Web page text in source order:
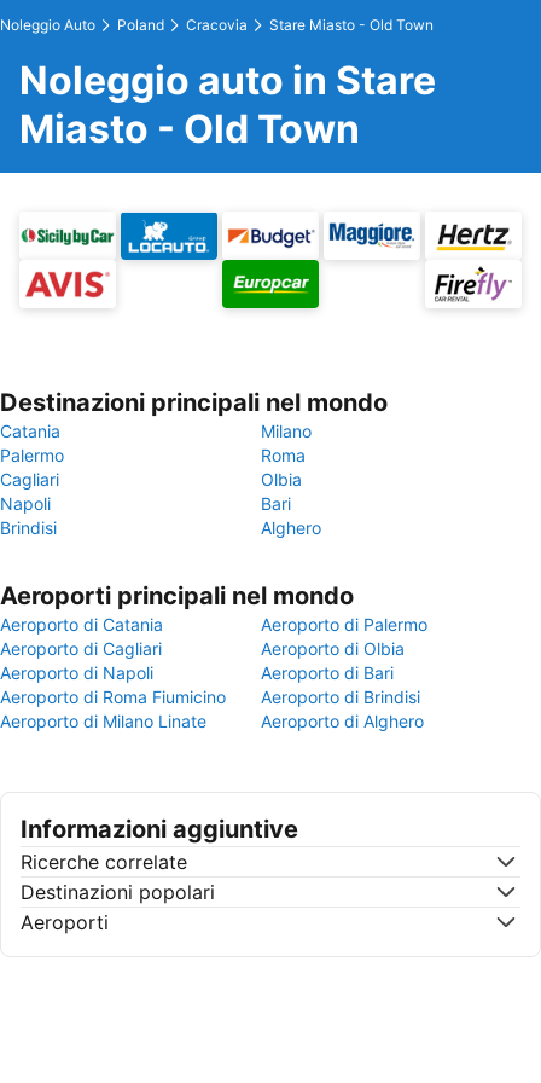
Noleggio Auto Poland Cracovia Stare Miasto - Old Town
Noleggio auto in Stare
Miasto - Old Town
Destinazioni principali nel mondo
Catania
Milano
Palermo
Roma
Cagliari
Olbia
Napoli
Bari
Brindisi
Alghero
Aeroporti principali nel mondo
Aeroporto di Catania
Aeroporto di Palermo
Aeroporto di Cagliari
Aeroporto di Olbia
Aeroporto di Napoli
Aeroporto di Bari
Aeroporto di Roma Fiumicino
Aeroporto di Brindisi
Aeroporto di Milano Linate
Aeroporto di Alghero
Informazioni aggiuntive
Ricerche correlate
Destinazioni popolari
Aeroporti